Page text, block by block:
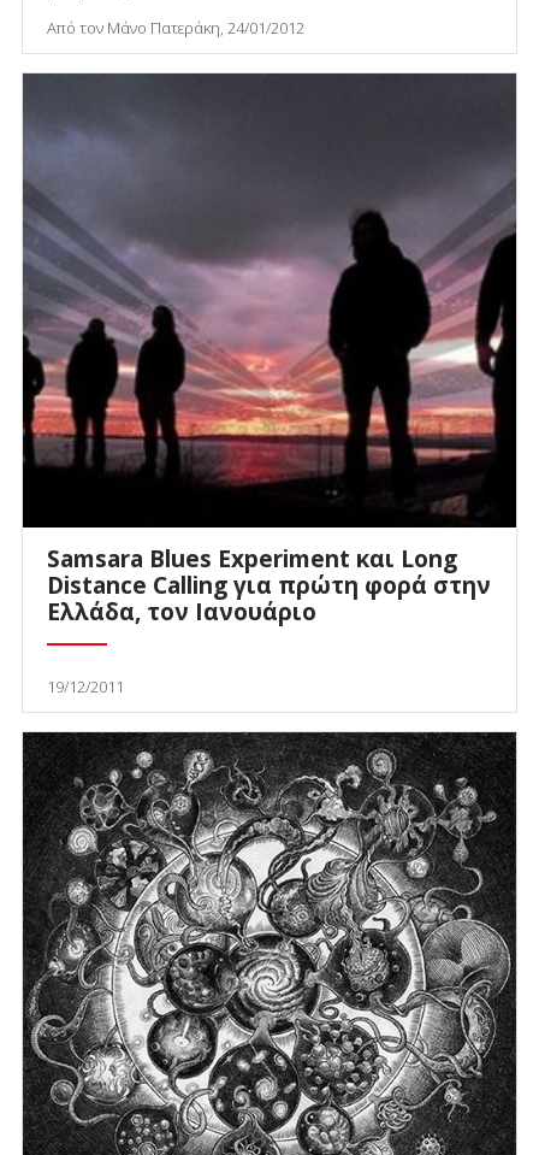
Από τον Μάνο Πατεράκη, 24/01/2012
Samsara Blues Experiment και Long
Distance Calling για πρώτη φορά στην
Ελλάδα, τον Ιανουάριο
19/12/2011